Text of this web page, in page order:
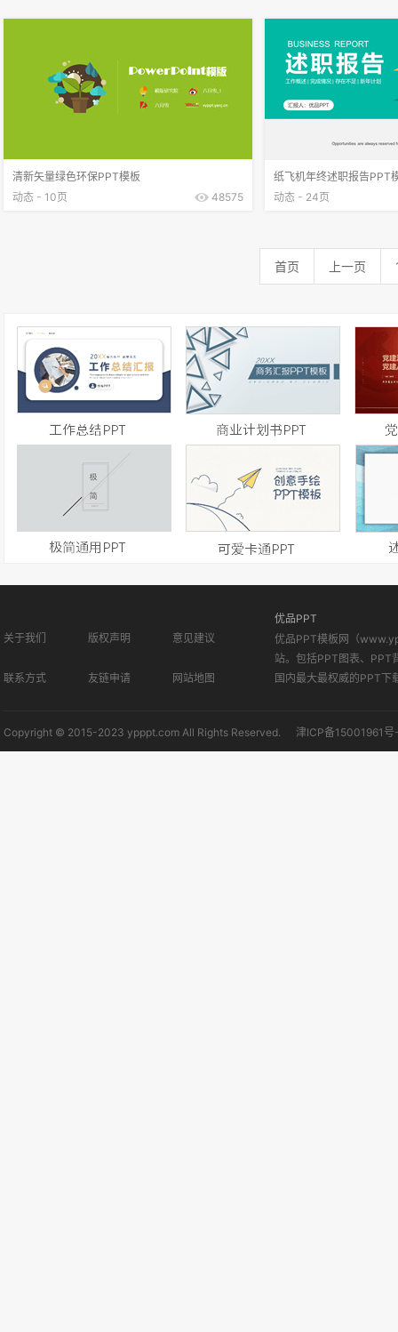
清新矢量绿色环保PPT模板
动态 - 10页
48575
纸飞机年终述职报告PPT
动态 - 24页
首页 上一页
关于我们 版权声明 意见建议
联系方式 友链申请 网站地图
优品PPT
优品PPT模板网（
站。包括PPT图表、PPT
国内最大最权威的PPT下
Copyright © 2015-2023 ypppt.com All Rights Reserved. 津ICP备15001961号